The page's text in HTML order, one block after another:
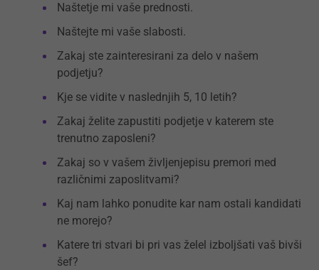
Naštetje mi vaše prednosti.
Naštejte mi vaše slabosti.
Zakaj ste zainteresirani za delo v našem
podjetju?
Kje se vidite v naslednjih 5, 10 letih?
Zakaj želite zapustiti podjetje v katerem ste
trenutno zaposleni?
Zakaj so v vašem življenjepisu premori med
različnimi zaposlitvami?
Kaj nam lahko ponudite kar nam ostali kandidati
ne morejo?
Katere tri stvari bi pri vas želel izboljšati vaš bivši
šef?